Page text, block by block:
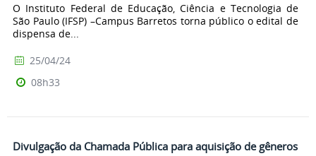
O Instituto Federal de Educação, Ciência e Tecnologia de
São Paulo (IFSP) –Campus Barretos torna público o edital de
dispensa de...
25/04/24
08h33
Divulgação da Chamada Pública para aquisição de gêneros